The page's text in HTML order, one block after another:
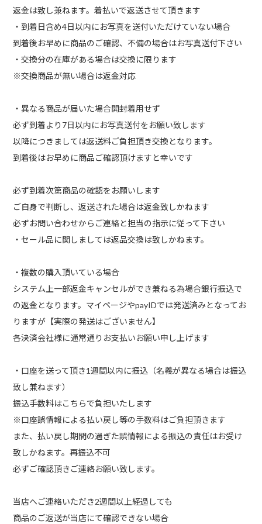
返金は致し兼ねます。着払いで返送させて頂きます
・到着日含め4日以内にお写真を送付いただけていない場合
到着後お早めに商品のご確認、不備の場合はお写真送付下さい
・交換分の在庫がある場合は交換に限ります
※交換商品が無い場合は返金対応
・異なる商品が届いた場合開封着用せず
必ず到着より7日以内にお写真送付をお願い致します
以降につきましては返送料ご負担頂き交換となります。
到着後はお早めに商品ご確認頂けますと幸いです
必ず到着次第商品の確認をお願いします
ご自身で判断し、返送された場合は返金致しかねます
必ずお問い合わせからご連絡と担当の指示に従って下さい
・セール品に関しましては返品交換は致しかねます。
・複数の購入頂いている場合
システム上一部返金キャンセルができ兼ねる為場合銀行振込で
の返金となります。マイページやpayIDでは発送済みとなってお
りますが【実際の発送はございません】
各決済会社様に通常通りお支払いお願い申し上げます
・口座を送って頂き1週間以内に振込（名義が異なる場合は振込
致し兼ねます）
振込手数料はこちらで負担いたします
※口座誤情報による払い戻し等の手数料はご負担頂きます
また、払い戻し期間の過ぎた誤情報による振込の責任はお受け
致しかねます。再振込不可
必ずご確認頂きご連絡お願い致します。
当店へご連絡いただき2週間以上経過しても
商品のご返送が当店にて確認できない場合